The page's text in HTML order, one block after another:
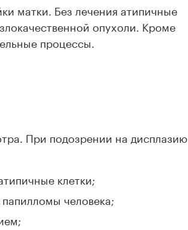
матки. Без лечения атипичные
опухоли. Кроме
процессы.
При подозрении на дисплазию
клетки;
человека;